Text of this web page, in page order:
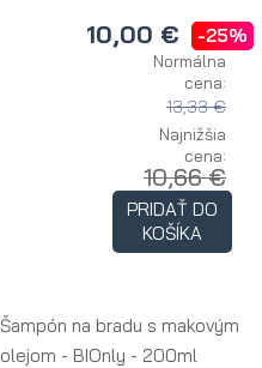
10,00 € -25%
Normálna
cena:
13,33 €
Najnižšia
cena:
10,66 €
PRIDAŤ DO
KOŠÍKA
Šampón na bradu s makovým
olejom - BIOnly - 200ml